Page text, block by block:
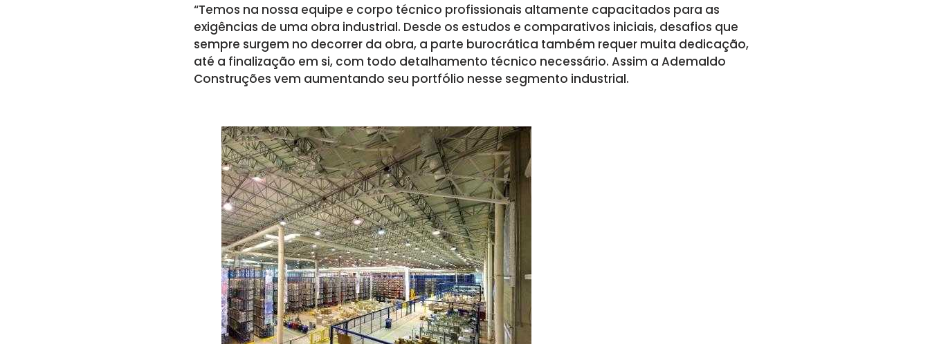
“Temos na nossa equipe e corpo técnico profissionais altamente capacitados para as
exigências de uma obra industrial. Desde os estudos e comparativos iniciais, desafios que
sempre surgem no decorrer da obra, a parte burocrática também requer muita dedicação,
até a finalização em si, com todo detalhamento técnico necessário. Assim a Ademaldo
Construções vem aumentando seu portfólio nesse segmento industrial.